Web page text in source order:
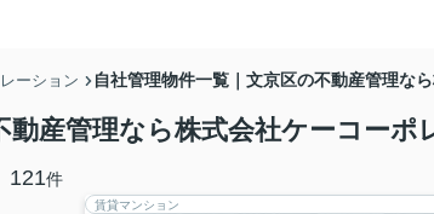
ーション 自社管理物件一覧｜文京区の不動産管理な
動産管理なら株式会社ケーコーポ
121件
賃貸マンション